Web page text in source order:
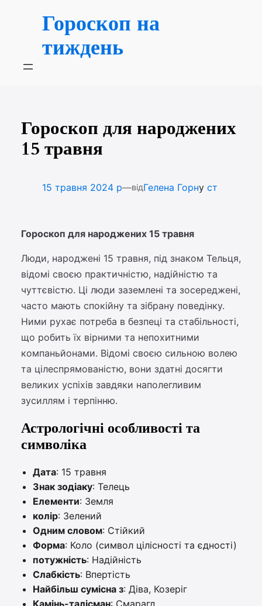
Гороскоп на
тиждень
Гороскоп для народжених
15 травня
15 травня 2024 р—відГелена Горну ст
Гороскоп для народжених 15 травня
Люди, народжені 15 травня, під знаком Тельця,
відомі своєю практичністю, надійністю та
чуттєвістю. Ці люди заземлені та зосереджені,
часто мають спокійну та зібрану поведінку.
Ними рухає потреба в безпеці та стабільності,
що робить їх вірними та непохитними
компаньйонами. Відомі своєю сильною волею
та цілеспрямованістю, вони здатні досягти
великих успіхів завдяки наполегливим
зусиллям і терпінню.
Астрологічні особливості та
символіка
Дата: 15 травня
Знак зодіаку: Телець
Елементи: Земля
колір: Зелений
Одним словом: Стійкий
Форма: Коло (символ цілісності та єдності)
потужність: Надійність
Слабкість: Впертість
Найбільш сумісна з: Діва, Козеріг